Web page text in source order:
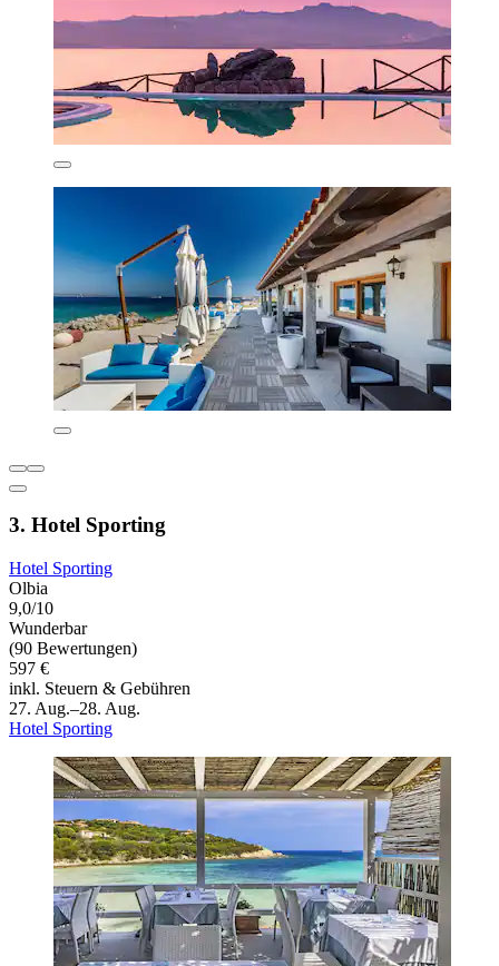
3. Hotel Sporting
Hotel Sporting
Olbia
9,0/10
Wunderbar
(90 Bewertungen)
597 €
inkl. Steuern & Gebühren
27. Aug.–28. Aug.
Hotel Sporting